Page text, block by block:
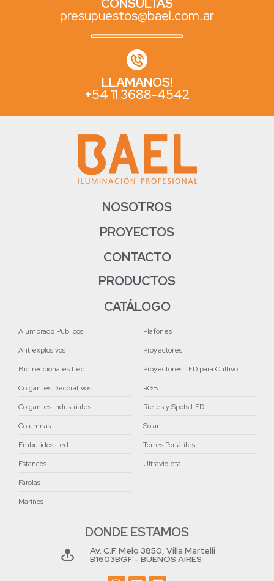
CONSULTAS
presupuestos@bael.com.ar
LLAMANOS!
+54 11 3688-4542
NOSOTROS
PROYECTOS
CONTACTO
PRODUCTOS
CATÁLOGO
Alumbrado Públicos
Antiexplosivos
Bidireccionales Led
Colgantes Decorativos
Colgantes Industriales
Columnas
Embutidos Led
Estancos
Farolas
Marinos
Plafones
Proyectores
Proyectores LED para Cultivo
RGB
Rieles y Spots LED
Solar
Torres Portátiles
Ultravioleta
DONDE ESTAMOS
Av. C.F. Melo 3850, Villa Martelli
B1603BGF - BUENOS AIRES